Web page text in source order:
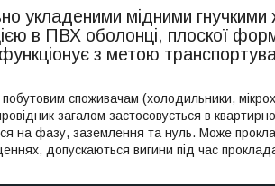
укладеними мідними гнучкими
в ПВХ оболонці, плоскої
з метою
споживачам (холодильники,
загалом застосовується в
на фазу, заземлення та нуль. Може
допускаються вигини під час